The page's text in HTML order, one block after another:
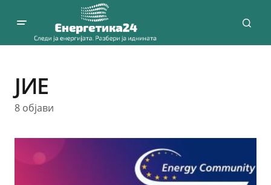
ЈИЕ
8 објави